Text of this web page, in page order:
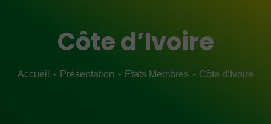
Côte d’Ivoire
Accueil Présentation Etats Membres Côte d’Ivoire